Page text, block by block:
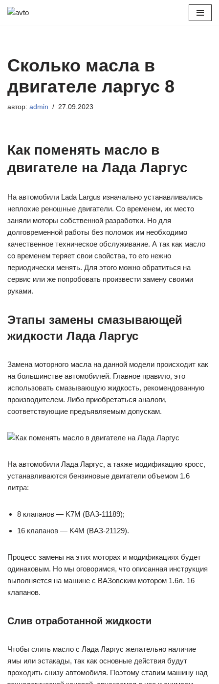
Сколько масла в
двигателе ларгус 8
автор: admin 27.09.2023
Как поменять масло в
двигателе на Лада Ларгус
На автомобили Lada Largus изначально устанавливались
неплохие реношные двигатели. Со временем, их место
заняли моторы собственной разработки. Но для
долговременной работы без поломок им необходимо
качественное техническое обслуживание. А так как масло
со временем теряет свои свойства, то его нежно
периодически менять. Для этого можно обратиться на
сервис или же попробовать произвести замену своими
руками.
Этапы замены смазывающей
жидкости Лада Ларгус
Замена моторного масла на данной модели происходит как
на большинстве автомобилей. Главное правило, это
использовать смазывающую жидкость, рекомендованную
производителем. Либо приобретаться аналоги,
соответствующие предъявляемым допускам.
На автомобили Лада Ларгус, а также модификацию кросс,
устанавливаются бензиновые двигатели объемом 1.6
литра:
8 клапанов — K7M (ВАЗ-11189);
16 клапанов — K4M (ВАЗ-21129).
Процесс замены на этих моторах и модификациях будет
одинаковым. Но мы оговоримся, что описанная инструкция
выполняется на машине с ВАЗовским мотором 1.6л. 16
клапанов.
Слив отработанной жидкости
Чтобы слить масло с Лада Ларгус желательно наличие
ямы или эстакады, так как основные действия будут
проходить снизу автомобиля. Поэтому ставим машину над